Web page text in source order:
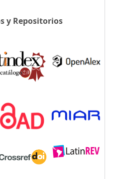
y Repositorios